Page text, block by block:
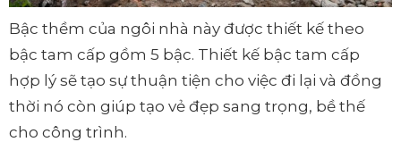
Bậc thềm của ngôi nhà này được thiết kế theo
bậc tam cấp gồm 5 bậc. Thiết kế bậc tam cấp
hợp lý sẽ tạo sự thuận tiện cho việc đi lại và đồng
thời nó còn giúp tạo vẻ đẹp sang trọng, bề thế
cho công trình.